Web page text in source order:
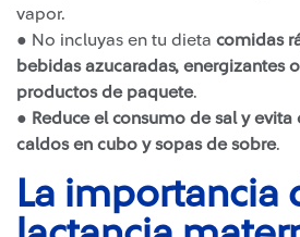
vapor.
● No incluyas en tu dieta comidas
bebidas azucaradas, energizantes
productos de paquete.
● Reduce el consumo de sal y evita
caldos en cubo y sopas de sobre.
La importancia